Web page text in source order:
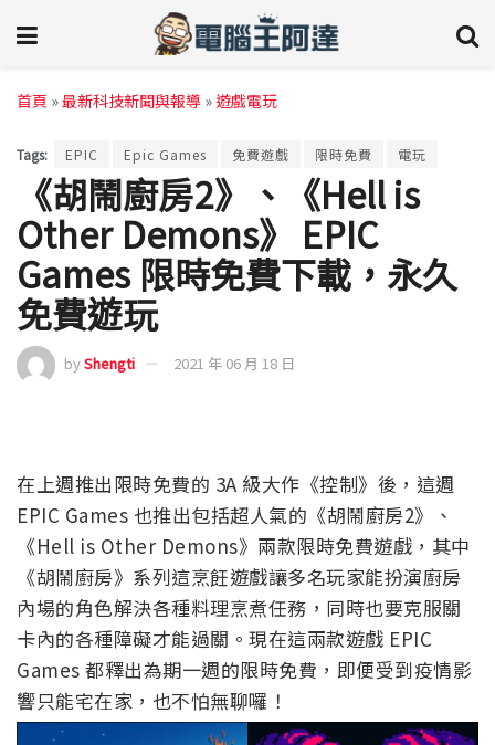
首頁 »最新科技新聞與報導 »遊戲電玩
Tags: EPIC Epic Games 免費遊戲 限時免費 電玩
《胡鬧廚房2》、《Hell is
Other Demons》 EPIC
Games 限時免費下載，永久
免費遊玩
byShengti 2021 年 06 月 18 日
在上週推出限時免費的 3A 級大作《控制》後，這週
EPIC Games 也推出包括超人氣的《胡鬧廚房2》、
《Hell is Other Demons》兩款限時免費遊戲，其中
《胡鬧廚房》系列這烹飪遊戲讓多名玩家能扮演廚房
內場的角色解決各種料理烹煮任務，同時也要克服關
卡內的各種障礙才能過關。現在這兩款遊戲 EPIC
Games 都釋出為期一週的限時免費，即便受到疫情影
響只能宅在家，也不怕無聊囉！